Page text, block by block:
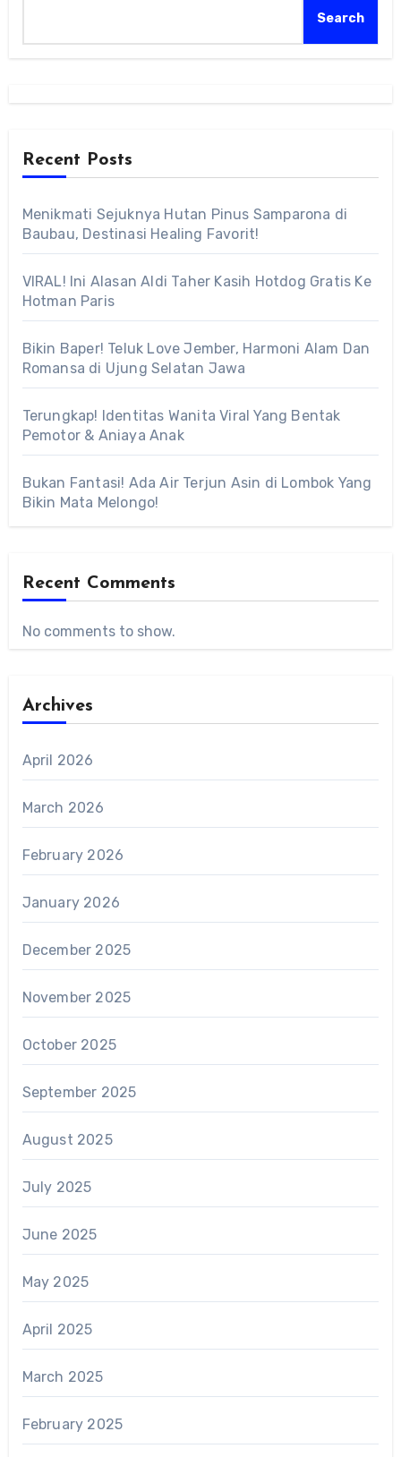
Search
Recent Posts
Menikmati Sejuknya Hutan Pinus Samparona di
Baubau, Destinasi Healing Favorit!
VIRAL! Ini Alasan Aldi Taher Kasih Hotdog Gratis Ke
Hotman Paris
Bikin Baper! Teluk Love Jember, Harmoni Alam Dan
Romansa di Ujung Selatan Jawa
Terungkap! Identitas Wanita Viral Yang Bentak
Pemotor & Aniaya Anak
Bukan Fantasi! Ada Air Terjun Asin di Lombok Yang
Bikin Mata Melongo!
Recent Comments
No comments to show.
Archives
April 2026
March 2026
February 2026
January 2026
December 2025
November 2025
October 2025
September 2025
August 2025
July 2025
June 2025
May 2025
April 2025
March 2025
February 2025